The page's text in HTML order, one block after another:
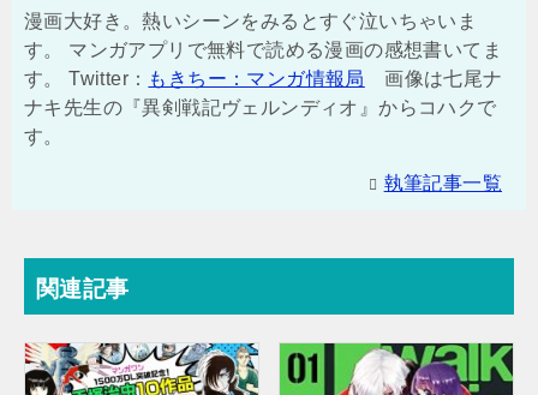
漫画大好き。熱いシーンをみるとすぐ泣いちゃいま
す。 マンガアプリで無料で読める漫画の感想書いてま
す。 Twitter： もきちー：マンガ情報局
画像は七尾ナ
ナキ先生の『異剣戦記ヴェルンディオ』からコハクで
す。
執筆記事一覧
関連記事